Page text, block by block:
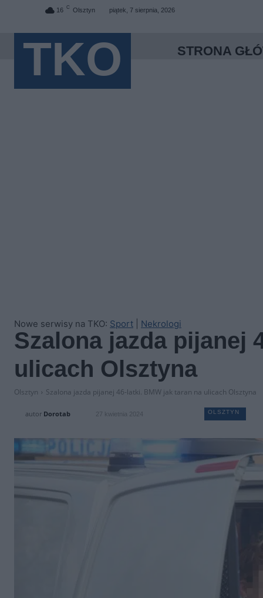
16 C Olsztyn piątek, 7 sierpnia, 2026
TKO STRONA
Nowe serwisy na TKO: Sport Nekrologi
Szalona jazda pijanej
ulicach Olsztyna
Olsztyn Szalona jazda pijanej 46-latki. BMW jak taran na ulicach Olsztyna
autor Dorotab 27 kwietnia 2024 OLSZTYN